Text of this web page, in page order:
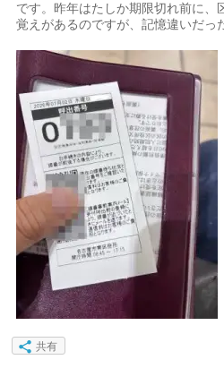
です。昨年はたしか期限切れ前に、
覚えがあるのですが、記憶違いだっ
共有